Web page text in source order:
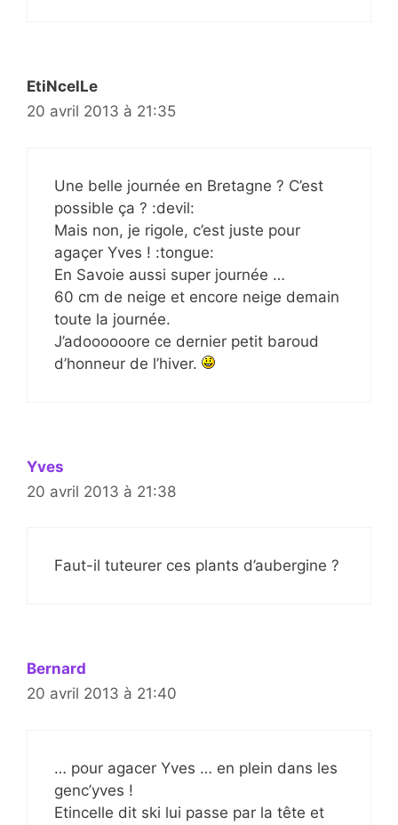
EtiNcelLe
20 avril 2013 à 21:35
Une belle journée en Bretagne ? C’est
possible ça ? :devil:
Mais non, je rigole, c’est juste pour
agaçer Yves ! :tongue:
En Savoie aussi super journée …
60 cm de neige et encore neige demain
toute la journée.
J’adoooooore ce dernier petit baroud
d’honneur de l’hiver.
Yves
20 avril 2013 à 21:38
Faut-il tuteurer ces plants d’aubergine ?
Bernard
20 avril 2013 à 21:40
… pour agacer Yves … en plein dans les
genc’yves !
Etincelle dit ski lui passe par la tête et